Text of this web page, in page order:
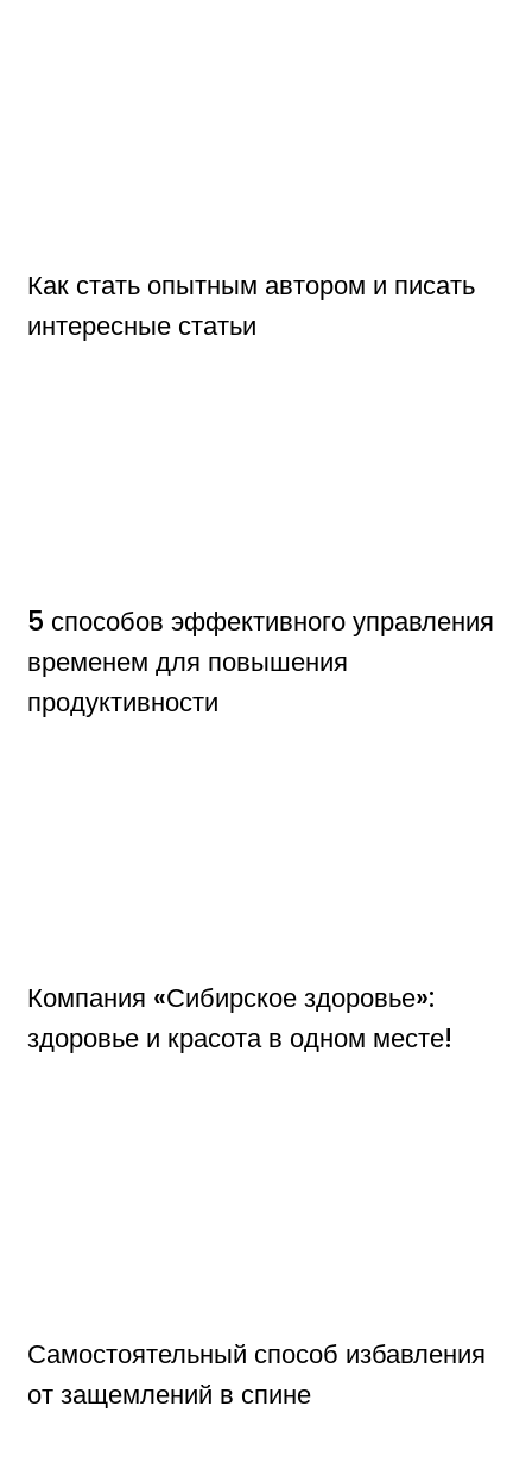
Как стать опытным автором и писать
интересные статьи
5 способов эффективного управления
временем для повышения
продуктивности
Компания «Сибирское здоровье»:
здоровье и красота в одном месте!
Самостоятельный способ избавления
от защемлений в спине